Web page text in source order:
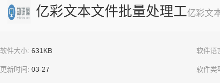
亿彩文本文件批量处理工亿彩文
软件大小: 631KB 软件语
更新时间: 03-27 软件类